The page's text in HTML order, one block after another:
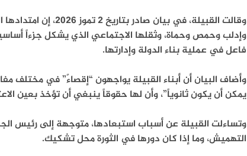
وقالت القبيلة، في
وإدلب وحمص وحماة، وثقلها الاجتماعي الذي يشكل جزءاً
فاعل في عملية بناء الدولة وإدارتها.
وأضاف البيان أن أبناء القبيلة يواجهون “إقصاءً” في مختلف
يمكن أن يكون ثانوياً”، وأن لها حقوقاً ينبغي أن تؤخذ بعين
وتساءلت القبيلة عن أسباب استبعادها، متوجهة إلى رئيس
التهميش، وما إذا كان دورها في الثورة محل تشكيك.